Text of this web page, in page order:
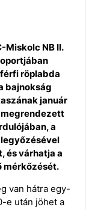
Miskolc NB II.
röplabda
bajnokság
január
a
és várhatja a
mérkőzését.
van hátra egy-
e után jöhet a